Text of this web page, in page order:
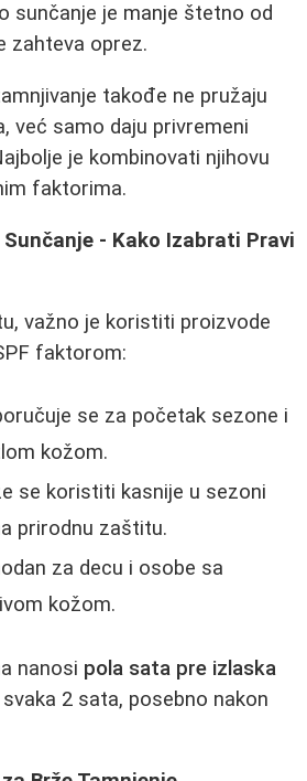
sunčanje je manje štetno od
zahteva oprez.
takođe ne pružaju
već samo daju privremeni
je kombinovati njihovu
faktorima.
- Kako Izabrati Pravi
važno je koristiti proizvode
faktorom:
se za početak sezone i
kožom.
se koristiti kasnije u sezoni
prirodnu zaštitu.
za decu i osobe sa
kožom.
nanosi pola sata pre izlaska
2 sata, posebno nakon